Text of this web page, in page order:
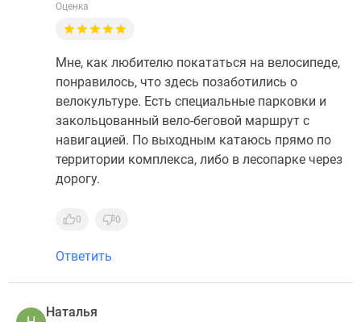
Оценка
Мне, как любителю покататься на велосипеде,
понравилось, что здесь позаботились о
велокультуре. Есть специальные парковки и
закольцованный вело-беговой маршрут с
навигацией. По выходным катаюсь прямо по
территории комплекса, либо в лесопарке через
дорогу.
0 0
Ответить
Наталья